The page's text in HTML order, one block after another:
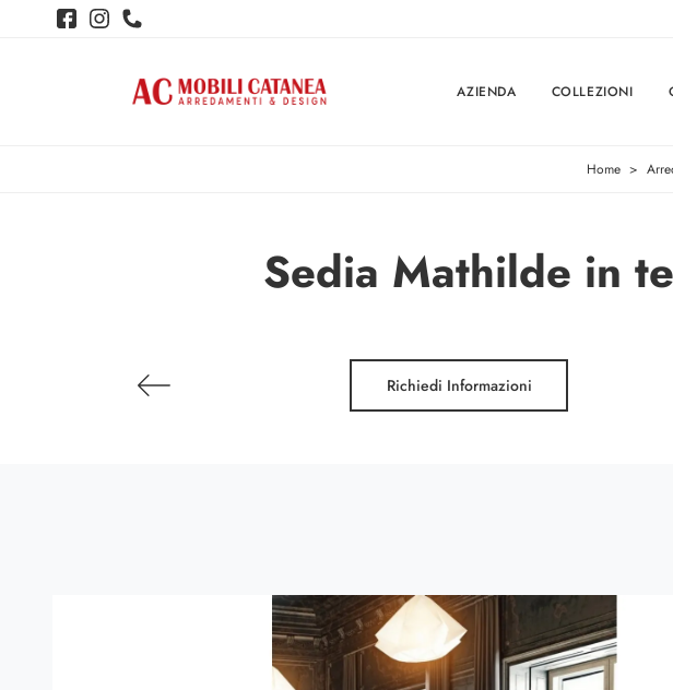
AZIENDA COLLEZIONI
Home >
Sedia Mathilde in
Richiedi Informazioni